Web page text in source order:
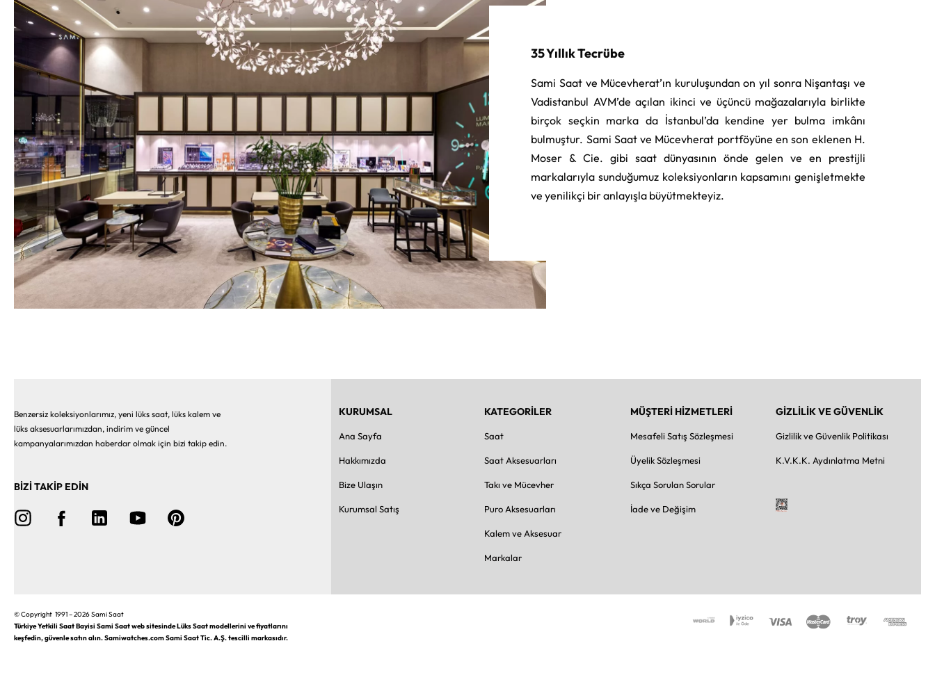
35 Yıllık Tecrübe
Sami Saat ve Mücevherat’ın kuruluşundan on yıl sonra Nişantaşı ve
Vadistanbul AVM’de açılan ikinci ve üçüncü mağazalarıyla birlikte
birçok seçkin marka da İstanbul’da kendine yer bulma imkânı
bulmuştur. Sami Saat ve Mücevherat portföyüne en son eklenen H.
Moser & Cie. gibi saat dünyasının önde gelen ve en prestijli
markalarıyla sunduğumuz koleksiyonların kapsamını genişletmekte
ve yenilikçi bir anlayışla büyütmekteyiz.
Benzersiz koleksiyonlarımız, yeni lüks saat, lüks kalem ve
lüks aksesuarlarımızdan, indirim ve güncel
kampanyalarımızdan haberdar olmak için bizi takip edin.
BİZİ TAKİP EDİN
KURUMSAL
Ana Sayfa
Hakkımızda
Bize Ulaşın
Kurumsal Satış
KATEGORİLER
Saat
Saat Aksesuarları
Takı ve Mücevher
Puro Aksesuarları
Kalem ve Aksesuar
Markalar
MÜŞTERİ HİZMETLERİ
Mesafeli Satış Sözleşmesi
Üyelik Sözleşmesi
Sıkça Sorulan Sorular
İade ve Değişim
GİZLİLİK VE GÜVENLİK
Gizlilik ve Güvenlik Politikası
K.V.K.K. Aydınlatma Metni
© Copyright 1991 – 2026 Sami Saat
Türkiye Yetkili Saat Bayisi Sami Saat web sitesinde Lüks Saat modellerini ve fiyatlarını
keşfedin, güvenle satın alın. Samiwatches.com Sami Saat Tic. A.Ş. tescilli markasıdır.